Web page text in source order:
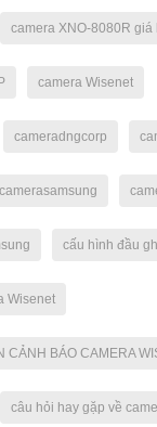
camera XNO-8080R giá
camera Wisenet
cameradngcorp
camerasamsung
cấu hình đầu
Wisenet
CẢNH BÁO CAMERA
câu hỏi hay gặp về